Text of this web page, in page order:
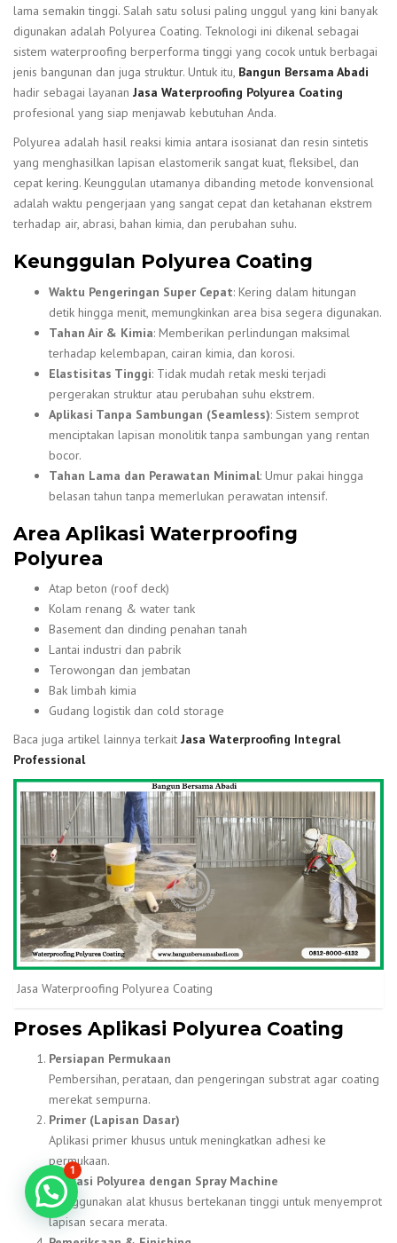
lama semakin tinggi. Salah satu solusi paling unggul yang kini banyak
digunakan adalah Polyurea Coating. Teknologi ini dikenal sebagai
sistem waterproofing berperforma tinggi yang cocok untuk berbagai
jenis bangunan dan juga struktur. Untuk itu, Bangun Bersama Abadi
hadir sebagai layanan Jasa Waterproofing Polyurea Coating
profesional yang siap menjawab kebutuhan Anda.
Polyurea adalah hasil reaksi kimia antara isosianat dan resin sintetis
yang menghasilkan lapisan elastomerik sangat kuat, fleksibel, dan
cepat kering. Keunggulan utamanya dibanding metode konvensional
adalah waktu pengerjaan yang sangat cepat dan ketahanan ekstrem
terhadap air, abrasi, bahan kimia, dan perubahan suhu.
Keunggulan Polyurea Coating
Waktu Pengeringan Super Cepat: Kering dalam hitungan
detik hingga menit, memungkinkan area bisa segera digunakan.
Tahan Air & Kimia: Memberikan perlindungan maksimal
terhadap kelembapan, cairan kimia, dan korosi.
Elastisitas Tinggi: Tidak mudah retak meski terjadi
pergerakan struktur atau perubahan suhu ekstrem.
Aplikasi Tanpa Sambungan (Seamless): Sistem semprot
menciptakan lapisan monolitik tanpa sambungan yang rentan
bocor.
Tahan Lama dan Perawatan Minimal: Umur pakai hingga
belasan tahun tanpa memerlukan perawatan intensif.
Area Aplikasi Waterproofing
Polyurea
Atap beton (roof deck)
Kolam renang & water tank
Basement dan dinding penahan tanah
Lantai industri dan pabrik
Terowongan dan jembatan
Bak limbah kimia
Gudang logistik dan cold storage
Baca juga artikel lainnya terkait Jasa Waterproofing Integral
Professional
Jasa Waterproofing Polyurea Coating
Proses Aplikasi Polyurea Coating
Persiapan Permukaan
Pembersihan, perataan, dan pengeringan substrat agar coating
merekat sempurna.
Primer (Lapisan Dasar)
Aplikasi primer khusus untuk meningkatkan adhesi ke
permukaan.
Aplikasi Polyurea dengan Spray Machine
Menggunakan alat khusus bertekanan tinggi untuk menyemprot
lapisan secara merata.
1
Konsultasi GRATIS!